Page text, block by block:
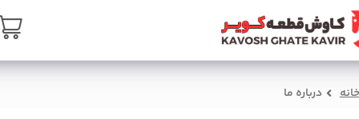
اصلی
سبد خرید درباره ما تماس با ما
خانه درباره ما